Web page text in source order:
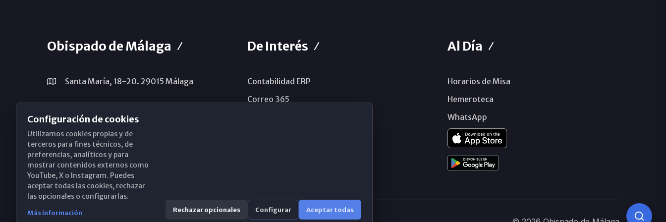
Obispado de Málaga
Santa María, 18-20. 29015 Málaga
(+34) 952 224 386
obispado@diocesismalaga.es
De Interés
Contabilidad ERP
Correo 365
Al Día
Horarios de Misa
Hemeroteca
WhatsApp
Configuración de cookies
Utilizamos cookies propias y de
terceros para fines técnicos, de
preferencias, analíticos y para
mostrar contenidos externos como
YouTube, X o Instagram. Puedes
aceptar todas las cookies, rechazar
las opcionales o configurarlas.
Más información Rechazar opcionales Configurar Aceptar todas